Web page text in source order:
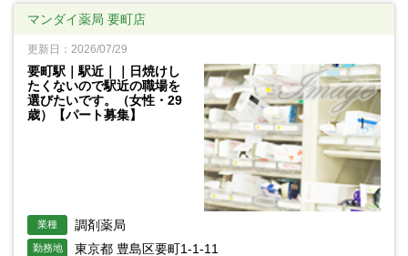
マンダイ薬局 要町店
更新日：2026/07/29
要町駅｜駅近｜｜日焼けし
たくないので駅近の職場を
選びたいです。（女性・29
歳）【パート募集】
業種 調剤薬局
勤務地 東京都 豊島区要町1-1-11